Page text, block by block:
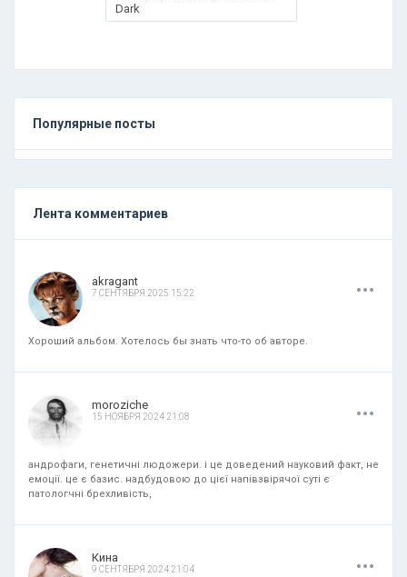
Dark
Популярные посты
Лента комментариев
akragant
7 СЕНТЯБРЯ 2025 15:22 ...
Хороший альбом. Хотелось бы знать что-то об авторе.
moroziche
15 НОЯБРЯ 2024 21:08 ...
андрофаги, генетичні людожери. і це доведений науковий факт, не
емоції. це є базис. надбудовою до цієї напівзвірячої суті є
патологчні брехливість,
Кина
9 СЕНТЯБРЯ 2024 21:04 ...